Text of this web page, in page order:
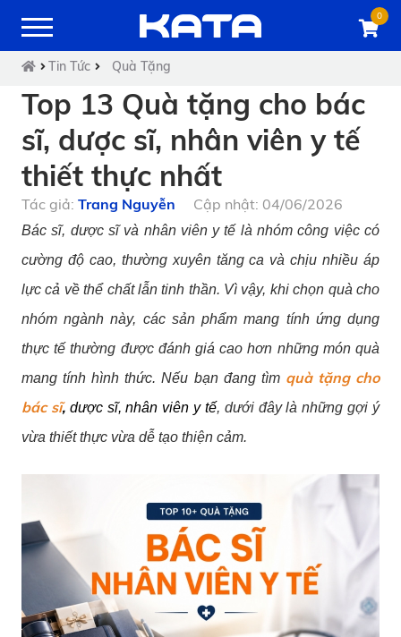
0
Tin Tức Quà Tặng
Top 13 Quà tặng cho bác
sĩ, dược sĩ, nhân viên y tế
thiết thực nhất
Tác giả: Trang Nguyễn Cập nhật: 04/06/2026
Bác sĩ, dược sĩ và nhân viên y tế là nhóm công việc có
cường độ cao, thường xuyên tăng ca và chịu nhiều áp
lực cả về thể chất lẫn tinh thần. Vì vậy, khi chọn quà cho
nhóm ngành này, các sản phẩm mang tính ứng dụng
thực tế thường được đánh giá cao hơn những món quà
mang tính hình thức. Nếu bạn đang tìm quà tặng cho
bác sĩ, dược sĩ, nhân viên y tế, dưới đây là những gợi ý
vừa thiết thực vừa dễ tạo thiện cảm.